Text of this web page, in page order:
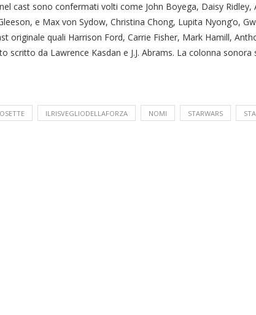
cast sono confermati volti come John Boyega, Daisy Ridley,
e Max von Sydow, Christina Chong, Lupita Nyong’o,
originale quali Harrison Ford, Carrie Fisher, Mark Hamill,
scritto da Lawrence Kasdan e J.J. Abrams. La colonna
ILRISVEGLIODELLAFORZA NOMI STARWARS